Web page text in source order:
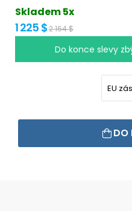
Skladem 5x
1 225 $2 164 $
Do konce slevy
DO